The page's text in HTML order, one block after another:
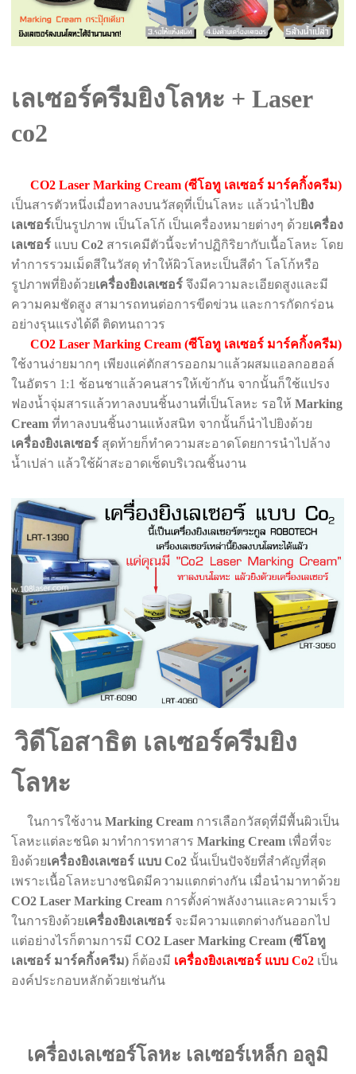
เลเซอร์ครีมยิงโลหะ + Laser
co2
CO2 Laser Marking Cream (ซีโอทู เลเซอร์ มาร์คกิ้งครีม)
เป็นสารตัวหนึ่งเมื่อทาลงบนวัสดุที่เป็นโลหะ แล้วนำไปยิง
เลเซอร์เป็นรูปภาพ เป็นโลโก้ เป็นเครื่องหมายต่างๆ ด้วยเครื่อง
เลเซอร์ แบบCo2 สารเคมีตัวนี้จะทำปฏิกิริยากับเนื้อโลหะ โดย
ทำการรวมเม็ดสีในวัสดุ ทำให้ผิวโลหะเป็นสีดำ โลโก้หรือ
รูปภาพที่ยิงด้วยเครื่องยิงเลเซอร์ จึงมีความละเอียดสูงและมี
ความคมชัดสูง สามารถทนต่อการขีดข่วน และการกัดกร่อน
อย่างรุนแรงได้ดี ติดทนถาวร
CO2 Laser Marking Cream (ซีโอทู เลเซอร์ มาร์คกิ้งครีม)
ใช้งานง่ายมากๆ เพียงแค่ตักสารออกมาแล้วผสมแอลกอฮอล์
ในอัตรา 1:1 ช้อนชาแล้วคนสารให้เข้ากัน จากนั้นก็ใช้แปรง
ฟองน้ำจุ่มสารแล้วทาลงบนชิ้นงานที่เป็นโลหะ รอให้Marking
Cream ที่ทาลงบนชิ้นงานแห้งสนิท จากนั้นก็นำไปยิงด้วย
เครื่องยิงเลเซอร์ สุดท้ายก็ทำความสะอาดโดยการนำไปล้าง
น้ำเปล่า แล้วใช้ผ้าสะอาดเช็ดบริเวณชิ้นงาน
วิดีโอสาธิต เลเซอร์ครีมยิง
โลหะ
ในการใช้งานMarking Cream การเลือกวัสดุที่มีพื้นผิวเป็น
โลหะแต่ละชนิด มาทำการทาสารMarking Cream เพื่อที่จะ
ยิงด้วยเครื่องยิงเลเซอร์ แบบ Co2 นั้นเป็นปัจจัยที่สำคัญที่สุด
เพราะเนื้อโลหะบางชนิดมีความแตกต่างกัน เมื่อนำมาทาด้วย
CO2 Laser Marking Cream การตั้งค่าพลังงานและความเร็ว
ในการยิงด้วยเครื่องยิงเลเซอร์ จะมีความแตกต่างกันออกไป
แต่อย่างไรก็ตามการมีCO2 Laser Marking Cream (ซีโอทู
เลเซอร์ มาร์คกิ้งครีม) ก็ต้องมี เครื่องยิงเลเซอร์ แบบ Co2 เป็น
องค์ประกอบหลักด้วยเช่นกัน
เครื่องเลเซอร์โลหะ เลเซอร์เหล็ก อลูมิ